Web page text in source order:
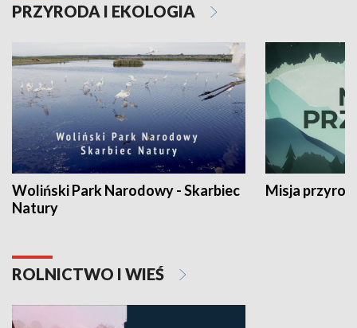
PRZYRODA I EKOLOGIA
Woliński Park Narodowy - Skarbiec
Natury
Misja
ROLNICTWO I WIEŚ